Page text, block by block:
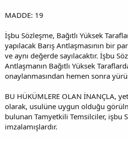
MADDE: 19
İşbu Sözleşme, Bağıtlı Yüksek
yapılacak Barış Antlaşmasının bir
ve aynı değerde sayılacaktır. İşbu
Antlaşmanın Bağıtlı Yüksek
onaylanmasından hemen sonra
BU HÜKÜMLERE OLAN İNANÇLA,
olarak, usulüne uygun olduğu
bulunan Tamyetkili Temsilciler, işbu
imzalamışlardır.